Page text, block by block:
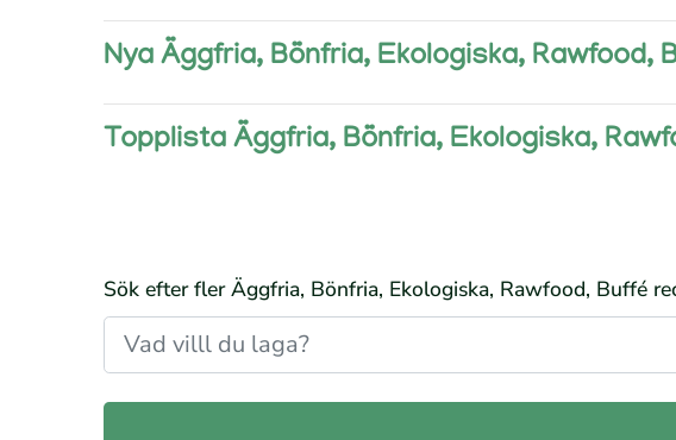
Nya Äggfria, Bönfria, Ekologiska, Rawfood,
Topplista Äggfria, Bönfria, Ekologiska,
Sök efter fler Äggfria, Bönfria, Ekologiska, Rawfood, Buffé